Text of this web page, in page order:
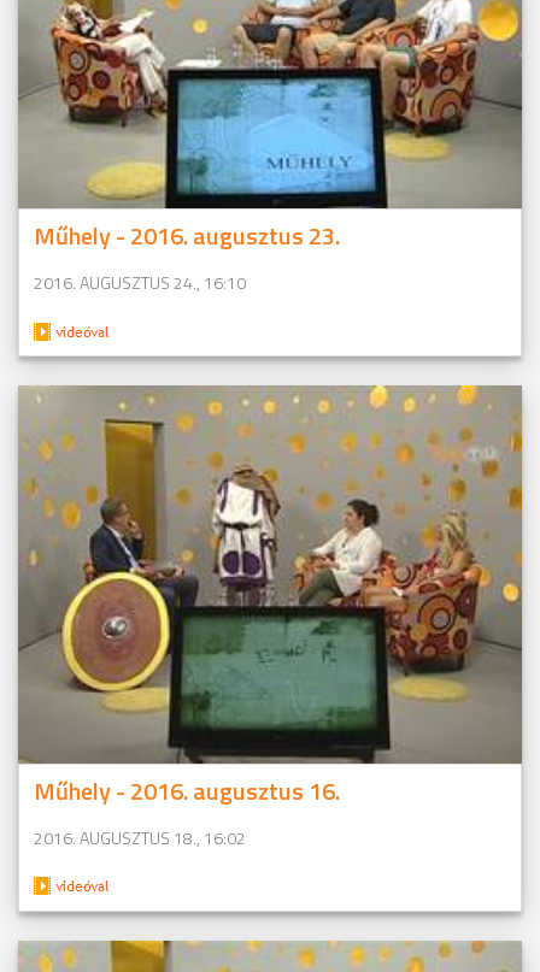
Műhely - 2016. augusztus 23.
2016. AUGUSZTUS 24., 16:10
Műhely - 2016. augusztus 16.
2016. AUGUSZTUS 18., 16:02